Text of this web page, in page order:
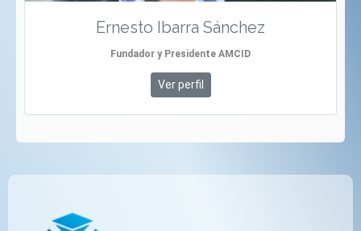
Ernesto Ibarra Sánchez
Fundador y Presidente AMCID
Ver perfil